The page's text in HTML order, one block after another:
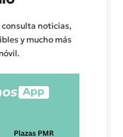
consulta noticias,
y mucho más